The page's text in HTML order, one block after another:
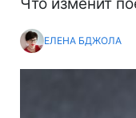
ЕЛЕНА БДЖОЛА